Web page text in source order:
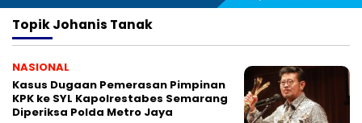
TopikJohanis Tanak
NASIONAL
Kasus Dugaan Pemerasan Pimpinan
KPK ke SYL Kapolrestabes Semarang
Diperiksa Polda Metro Jaya